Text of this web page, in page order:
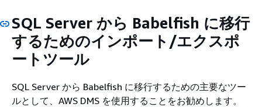
SQL Server から Babelfish に移行
するためのインポート/エクスポ
ートツール
SQL Server から Babelfish に移行するための主要なツー
ルとして、AWS DMS を使用することをお勧めします。